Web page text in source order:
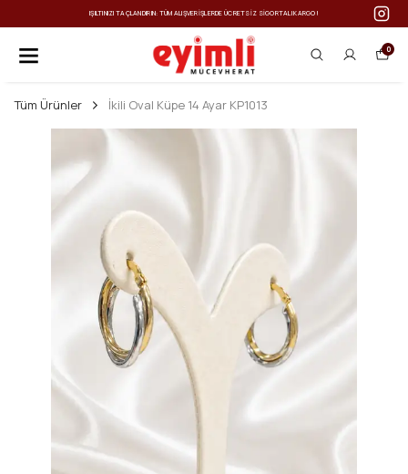
IŞILTINIZI TAÇLANDIRIN: TÜM ALIŞVERIŞLERDE ÜCRETSIZ SIGORTALI KARGO!
0
Tüm Ürünler İkili Oval Küpe 14 Ayar KP1013